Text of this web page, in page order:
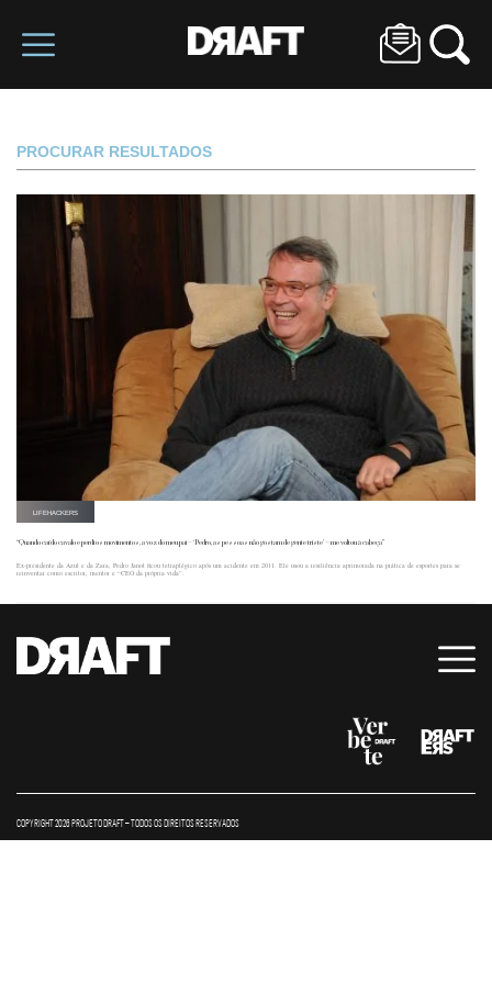
PROCURAR RESULTADOS
LIFEHACKERS
“Quando caí do cavalo e perdi os movimentos, a voz do meu pai – ‘Pedro, as pessoas não gostam de gente triste’ – me voltou à cabeça”
Ex-presidente da Azul e da Zara, Pedro Janot ficou tetraplégico após um acidente em 2011. Ele usou a resiliência aprimorada na prática de esportes para se
reinventar como escritor, mentor e “CEO da própria vida”.
COPYRIGHT 2026 PROJETO DRAFT – TODOS OS DIREITOS RESERVADOS